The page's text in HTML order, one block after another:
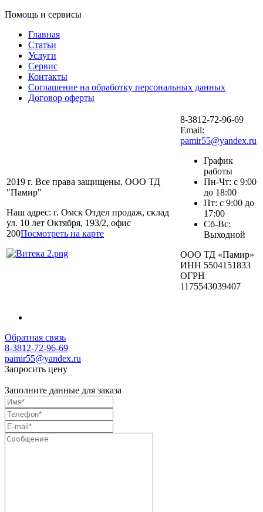
Помощь и сервисы
Главная
Статьи
Услуги
Сервис
Контакты
Соглашение на обработку персональных данных
Договор оферты
2019 г. Все права защищены. ООО ТД
"Памир"
Наш адрес: г. Омск Отдел продаж, склад
ул. 10 лет Октября, 193/2, офис
200Посмотреть на карте
8-3812-72-96-69
Email:
pamir55@yandex.ru
График
работы
Пн-Чт: с 9:00
до 18:00
Пт: с 9:00 до
17:00
Сб-Вс:
Выходной
ООО ТД «Памир»
ИНН 5504151833
ОГРН
1175543039407
Обратная связь
8-3812-72-96-69
pamir55@yandex.ru
Запросить цену
Заполните данные для заказа